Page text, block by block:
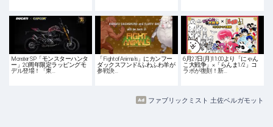
Monster SP「モンスターハンタ
ー」20周年限定ラッピングモ
デル登場！「東…
「Fight of Animals」にカンフー
ダックスフンド&ふわふわ羊が
参戦決…
6月27日(月)11:00より「にゃん
こ大戦争」×「らんま1/2」コ
ラボが復刻！新…
ファブリックミスト 土佐ベルガモット